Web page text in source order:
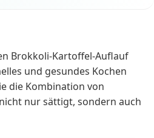
Brokkoli-Kartoffel-Auflauf
und gesundes Kochen
die Kombination von
nur sättigt, sondern auch